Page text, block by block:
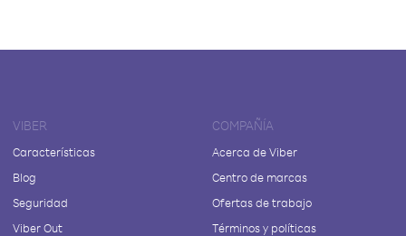
VIBER
Características
Blog
Seguridad
Viber Out
COMPAÑÍA
Acerca de Viber
Centro de marcas
Ofertas de trabajo
Términos y políticas